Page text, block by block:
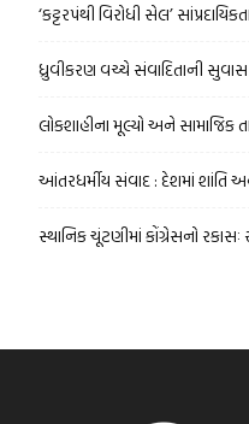
‘કટ્ટરપંથી વિરોધી સેલ’
ધ્રુવીકરણ વચ્ચે સંવાદિતાની સુવાસ
લોકશાહીના મૂલ્યો અને સામાજિક
આંતરધર્મીય સંવાદ : દેશમાં શાંતિ
સ્થાનિક ચૂંટણીમાં કોંગ્રેસનો રકાસઃ